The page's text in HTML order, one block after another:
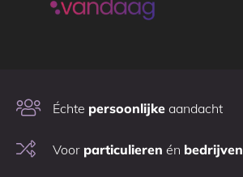
Échte persoonlijke aandacht
Voor particulieren én bedrijven